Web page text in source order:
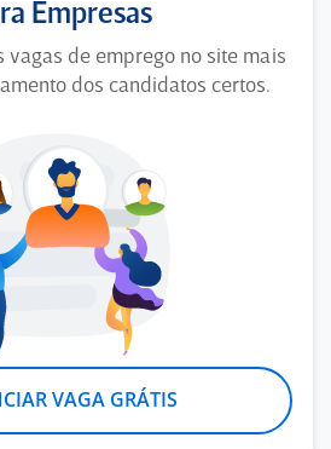
Empresas
vagas de emprego no site mais
dos candidatos certos.
VAGA GRÁTIS